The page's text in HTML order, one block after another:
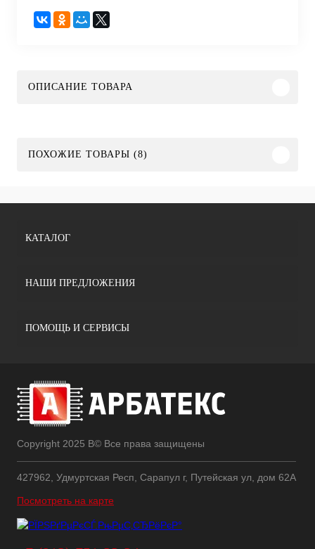
ОПИСАНИЕ ТОВАРА
ПОХОЖИЕ ТОВАРЫ (8)
КАТАЛОГ
НАШИ ПРЕДЛОЖЕНИЯ
ПОМОЩЬ И СЕРВИСЫ
Copyright 2025 В© Все права защищены
427962, Удмуртская Респ, Сарапул г, Путейская ул, дом 62А
Посмотреть на карте